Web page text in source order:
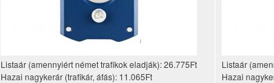
Listaár (amennyiért német trafikok eladják):26.775Ft
Hazai nagykerár (trafikár, áfás): 11.065Ft
Listaár
Hazai